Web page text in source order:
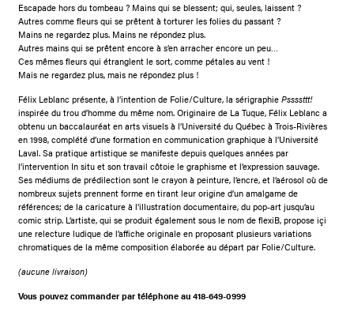
Escapade hors du tombeau ? Mains qui se blessent; qui, seules, laissent ?
Autres comme fleurs qui se prêtent à torturer les folies du passant ?
Mains ne regardez plus. Mains ne répondez plus.
Autres mains qui se prêtent encore à s’en arracher encore un peu…
Ces mêmes fleurs qui étranglent le sort, comme pétales au vent !
Mais ne regardez plus, mais ne répondez plus !
Félix Leblanc présente, à l’intention de Folie/Culture, la sérigraphiePssssttt!
inspirée du trou d’homme du même nom. Originaire de La Tuque, Félix Leblanc a
obtenu un baccalauréat en arts visuels à l’Université du Québec à Trois-Rivières
en 1998, complété d’une formation en communication graphique à l’Université
Laval. Sa pratique artistique se manifeste depuis quelques années par
l’intervention In situ et son travail côtoie le graphisme et l’expression sauvage.
Ses médiums de prédilection sont le crayon à peinture, l’encre, et l’aérosol où de
nombreux sujets prennent forme en tirant leur origine d’un amalgame de
références; de la caricature à l’illustration documentaire, du pop-art jusqu’au
comic strip. L’artiste, qui se produit également sous le nom de flexiB, propose içi
une relecture ludique de l’affiche originale en proposant plusieurs variations
chromatiques de la même composition élaborée au départ par Folie/Culture.
(aucune livraison)
Vous pouvez commander par téléphone au 418-649-0999